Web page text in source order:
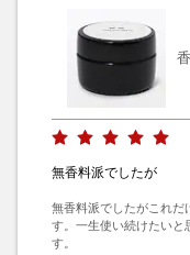
無香料派でしたが
無香料派でしたがこれだ
す。一生使い続けたいと
す。